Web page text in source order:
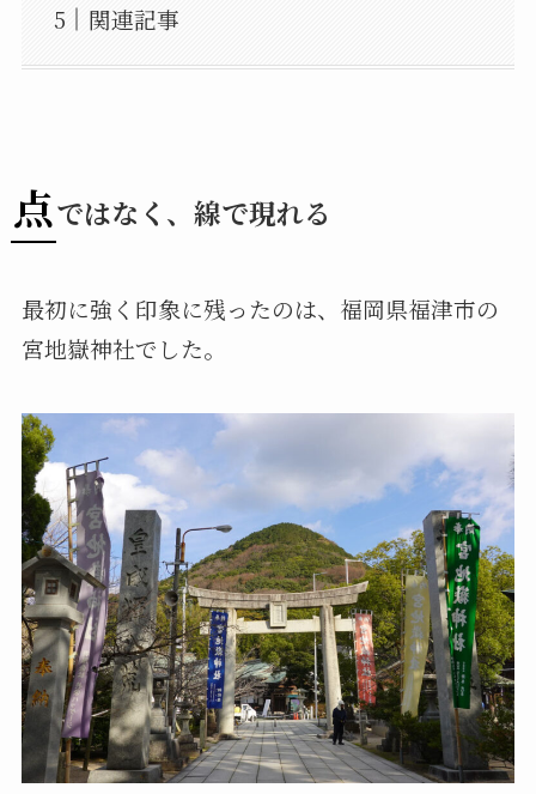
関連記事
点ではなく、線で現れる
最初に強く印象に残ったのは、福岡県福津市の
宮地嶽神社でした。